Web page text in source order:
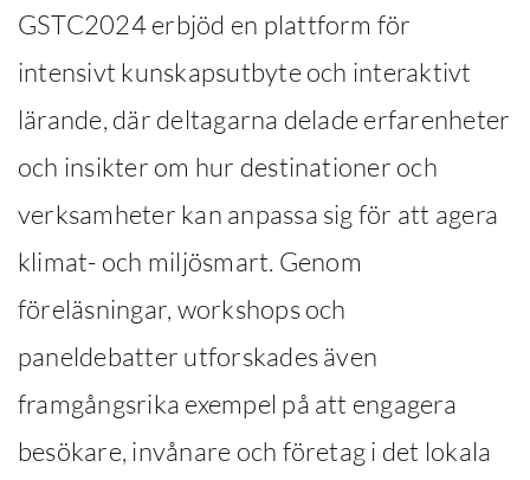
GSTC2024 erbjöd en plattform för
intensivt kunskapsutbyte och interaktivt
lärande, där deltagarna delade erfarenheter
och insikter om hur destinationer och
verksamheter kan anpassa sig för att agera
klimat- och miljösmart. Genom
föreläsningar, workshops och
paneldebatter utforskades även
framgångsrika exempel på att engagera
besökare, invånare och företag i det lokala